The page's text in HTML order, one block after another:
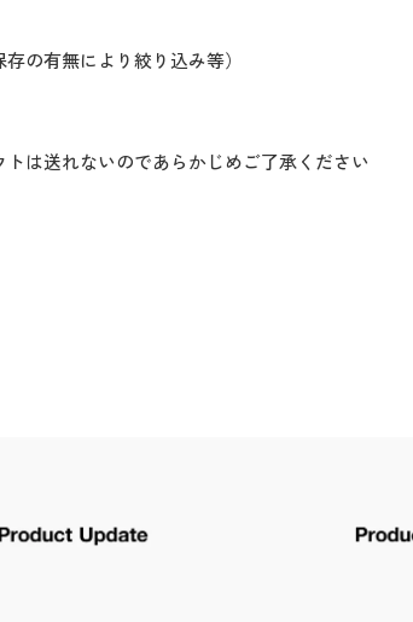
の有無により絞り込み等）
は送れないのであらかじめご了承ください